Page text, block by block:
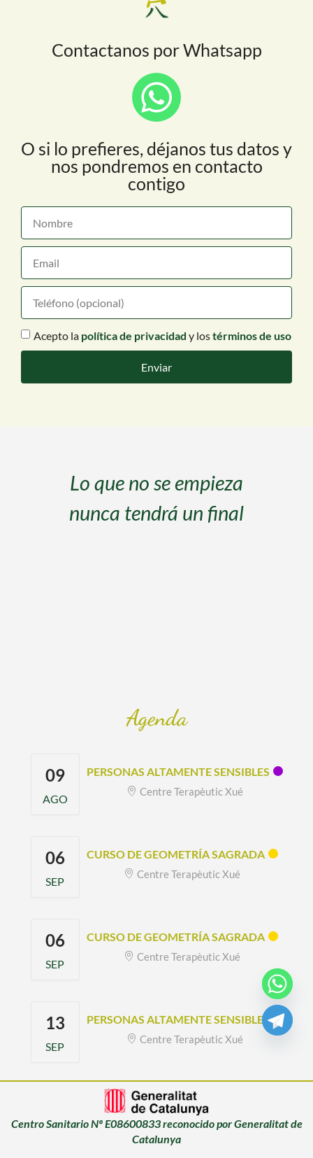
Contactanos por Whatsapp
O si lo prefieres, déjanos tus datos y
nos pondremos en contacto
contigo
Acepto la política de privacidad y lostérminos de uso
Enviar
Lo que no se empieza
nunca tendrá un final
Agenda
09
AGO
PERSONAS ALTAMENTE SENSIBLES
Centre Terapèutic Xué
06
SEP
CURSO DE GEOMETRÍA SAGRADA
Centre Terapèutic Xué
06
SEP
CURSO DE GEOMETRÍA SAGRADA
Centre Terapèutic Xué
13
SEP
PERSONAS ALTAMENTE SENSIBLES
Centre Terapèutic Xué
Centro Sanitario Nº E08600833 reconocido por Generalitat de
Catalunya